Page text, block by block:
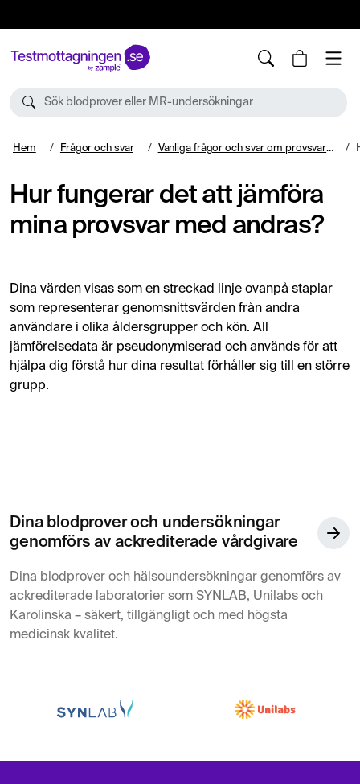
Sök blodprover eller MR-undersökningar
Hem Frågor och svar Vanliga frågor och svar om provsvarstjänsten zample
Hur fungerar det att jämföra
mina provsvar med andras?
Dina värden visas som en streckad linje ovanpå staplar
som representerar genomsnittsvärden från andra
användare i olika åldersgrupper och kön. All
jämförelsedata är pseudonymiserad och används för att
hjälpa dig förstå hur dina resultat förhåller sig till en större
grupp.
Dina blodprover och undersökningar
genomförs av ackrediterade vårdgivare
Dina blodprover och hälsoundersökningar genomförs av
ackrediterade laboratorier som SYNLAB, Unilabs och
Karolinska – säkert, tillgängligt och med högsta
medicinsk kvalitet.